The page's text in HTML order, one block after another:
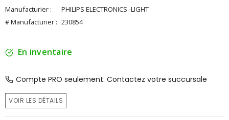
Manufacturier :
PHILIPS ELECTRONICS -LIGHT
# Manufacturier : 230854
En inventaire
Compte PRO seulement. Contactez votre succursale
VOIR LES DÉTAILS